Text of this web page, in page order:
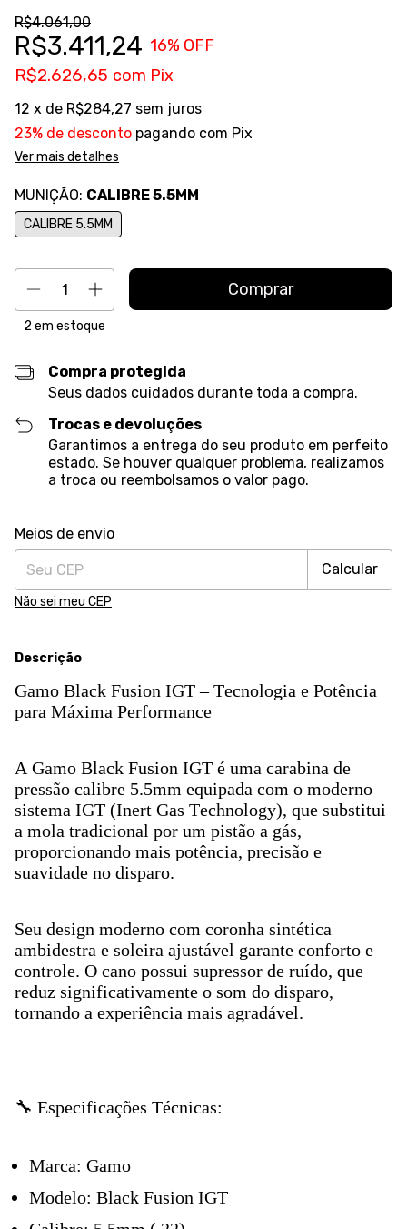
R$4.061,00
R$3.411,24 16% OFF
R$2.626,65 com Pix
12 x de R$284,27 sem juros
23% de desconto pagando com Pix
Ver mais detalhes
MUNIÇÃO: CALIBRE 5.5MM
CALIBRE 5.5MM
2 em estoque
Compra protegida
Seus dados cuidados durante toda a compra.
Trocas e devoluções
Garantimos a entrega do seu produto em perfeito
estado. Se houver qualquer problema, realizamos
a troca ou reembolsamos o valor pago.
Entregas para o CEP:
Meios de envio
Calcular
Não sei meu CEP
Descrição
Gamo Black Fusion IGT – Tecnologia e Potência
para Máxima Performance
A Gamo Black Fusion IGT é uma carabina de
pressão calibre 5.5mm equipada com o moderno
sistema IGT (Inert Gas Technology), que substitui
a mola tradicional por um pistão a gás,
proporcionando mais potência, precisão e
suavidade no disparo.
Seu design moderno com coronha sintética
ambidestra e soleira ajustável garante conforto e
controle. O cano possui supressor de ruído, que
reduz significativamente o som do disparo,
tornando a experiência mais agradável.
🔧 Especificações Técnicas:
Marca: Gamo
Modelo: Black Fusion IGT